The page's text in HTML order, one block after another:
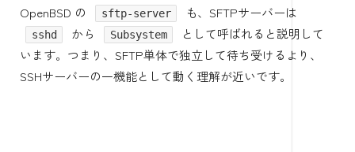
OpenBSD の
sftp-server も、SFTPサーバーは
sshd から Subsystem
として呼ばれると説明して
います。つまり、SFTP単体で独立して待ち受けるより、
SSHサーバーの一機能として動く理解が近いです。